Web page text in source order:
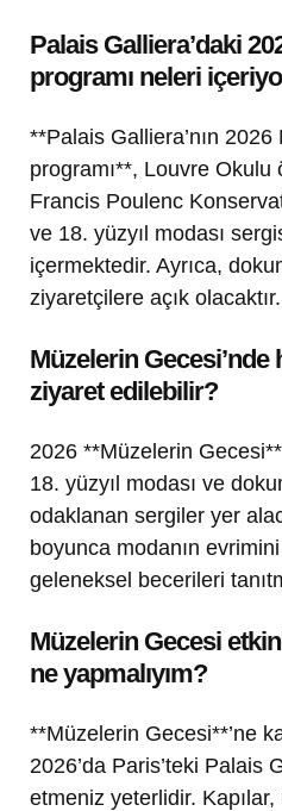
Palais Galliera’daki
programı neleri
**Palais Galliera’nın
programı**, Louvre
Francis Poulenc
ve 18. yüzyıl modası
içermektedir. Ayrıca,
ziyaretçilere açık olacaktır.
Müzelerin
ziyaret edilebilir?
2026 **Müzelerin
18. yüzyıl modası ve
odaklanan sergiler yer
boyunca modanın
geleneksel becerileri
Müzelerin Gecesi
ne yapmalıyım?
**Müzelerin Gecesi**’ne
2026’da Paris’teki Palais
etmeniz yeterlidir.